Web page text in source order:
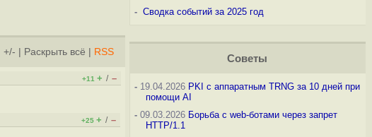
+/- Раскрыть всё RSS
+11 + / –
+25 + / –
- Сводка событий за 2025 год
Советы
-19.04.2026 PKI с аппаратным TRNG за 10 дней при
помощи AI
-09.03.2026 Борьба с web-ботами через запрет
HTTP/1.1